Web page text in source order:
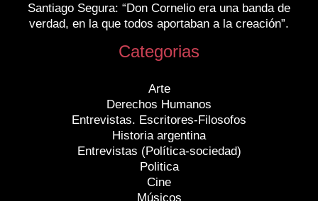
Santiago Segura: “Don Cornelio era una banda de
verdad, en la que todos aportaban a la creación”.
Categorias
Arte
Derechos Humanos
Entrevistas. Escritores-Filosofos
Historia argentina
Entrevistas (Política-sociedad)
Politica
Cine
Músicos